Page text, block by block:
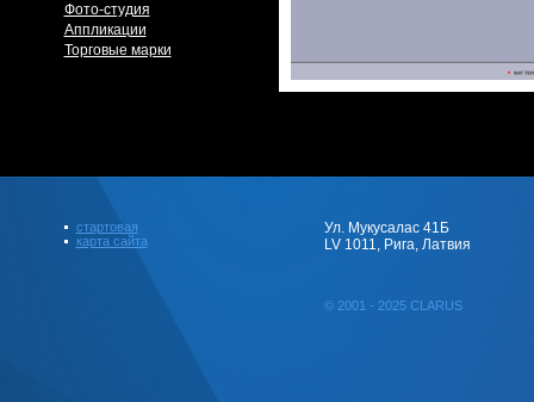
Фото-студия
Аппликации
Торговые марки
стартовая
карта сайта
Ул. Мукусалас 41Б
LV 1011, Рига, Латвия
© 2001 - 2025 CLARUS